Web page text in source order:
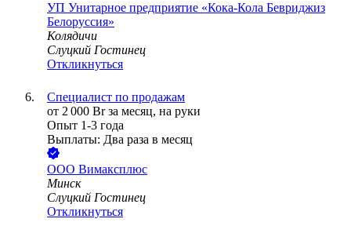
УП Унитарное предприятие «Кока-Кола Бевриджиз
Белоруссия»
Колядичи
Слуцкий Гостинец
Откликнуться
Специалист по продажам
от 2 000 Br за месяц, на руки
Опыт 1-3 года
Выплаты: Два раза в месяц
ООО Вимаксплюс
Минск
Слуцкий Гостинец
Откликнуться